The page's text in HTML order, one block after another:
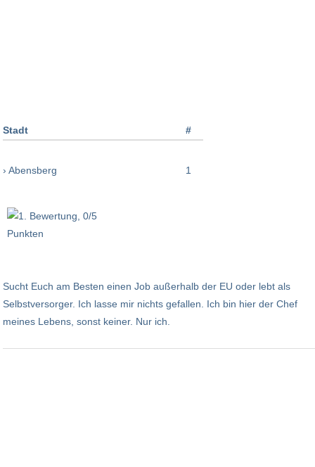
Stadt #
› Abensberg 1
Sucht Euch am Besten einen Job außerhalb der EU oder lebt als
Selbstversorger. Ich lasse mir nichts gefallen. Ich bin hier der Chef
meines Lebens, sonst keiner. Nur ich.